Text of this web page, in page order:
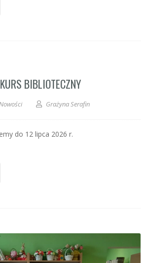
BIBLIOTECZNY
Grażyna Serafin
do 12 lipca 2026 r.